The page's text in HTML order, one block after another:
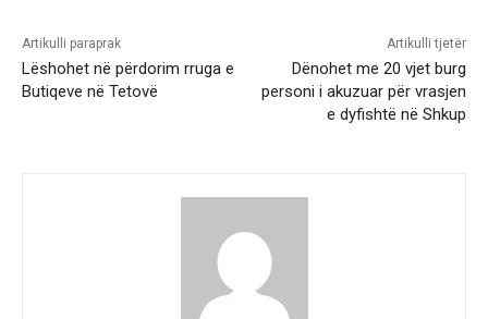
Artikulli paraprak
Lëshohet në përdorim rruga e
Butiqeve në Tetovë
Artikulli tjetër
Dënohet me 20 vjet burg
personi i akuzuar për vrasjen
e dyfishtë në Shkup